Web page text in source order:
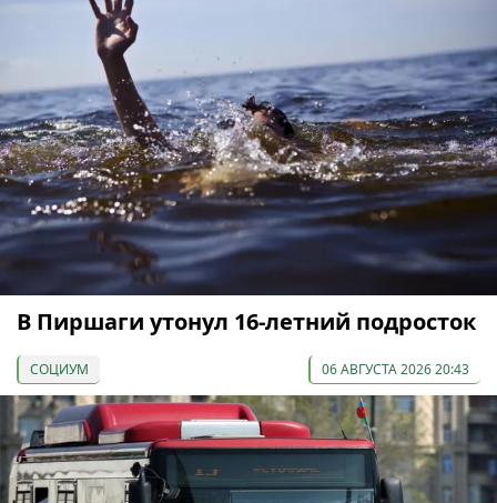
В Пиршаги утонул 16-летний подросток
СОЦИУМ 06 АВГУСТА 2026 20:43